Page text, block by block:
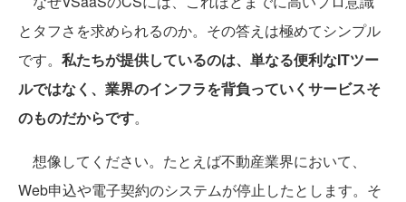
とタフさを求められるのか。その答えは極めてシンプル
です。 私たちが提供しているのは、単なる便利なITツー
ルではなく、業界のインフラを背負っていくサービスそ
のものだからです。
想像してください。たとえば不動産業界において、
Web申込や電子契約のシステムが停止したとします。そ